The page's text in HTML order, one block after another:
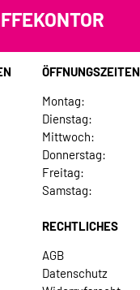
ÖFFNUNGSZEITEN
Montag:
Dienstag:
Mittwoch:
Donnerstag:
Freitag:
Samstag:
RECHTLICHES
AGB
Datenschutz